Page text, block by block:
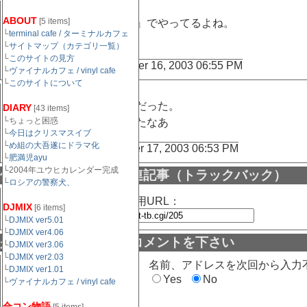
ABOUT [5 items]
└terminal cafe / ターミナルカフェ
└サイトマップ（カテゴリ一覧）
└このサイトの見方
└ヴァイナルカフェ / vinyl cafe
└このサイトについて
DIARY [43 items]
└ちょっと困惑
└今日はクリスマスイブ
└め組の大吾遂にドラマ化
└肥満児ayu
└2004年ユウヒカレンダー完成
└ロシアの警察犬、
DJMIX [6 items]
└DJMIX ver5.01
└DJMIX ver4.06
└DJMIX ver3.06
└DJMIX ver2.03
└DJMIX ver1.01
└ヴァイナルカフェ / vinyl cafe
おんなじことを、『アメリ』でやってるよね。
あれは小人だったけど。
Posted by: みぃ at September 16, 2003 06:55 PM
そうだね。アメリがこんなだった。
久しぶりに見てみたくなったなあ
Posted by:ayuat September 17, 2003 06:53 PM
他サイトよりの参照関連記事（トラックバック）
この記事のトラックバック用URL：
是非この記事に対するコメントを下さい
名前（必須）：
名前、アドレスを次回から入力
Yes
No